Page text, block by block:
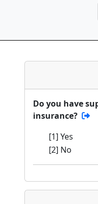
Do you have
insurance?
[1] Yes
[2] No